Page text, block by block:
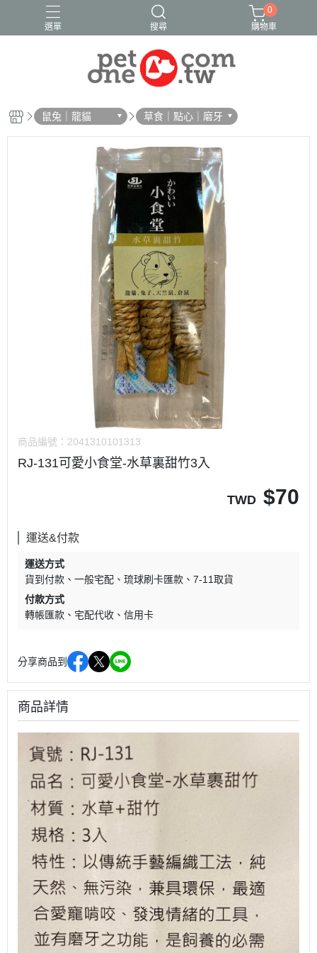
選單 搜尋
0
購物車
鼠兔｜龍貓 草食｜點心｜磨牙
商品編號： 2041310101313
RJ-131可愛小食堂-水草裏甜竹3入
TWD $70
運送&付款
運送方式
貨到付款
一般宅配 琉球刷卡匯款
7-11取貨
付款方式
轉帳匯款
宅配代收 信用卡
分享商品到
商品詳情